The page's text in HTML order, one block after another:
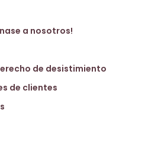
a nosotros!
de desistimiento
de clientes